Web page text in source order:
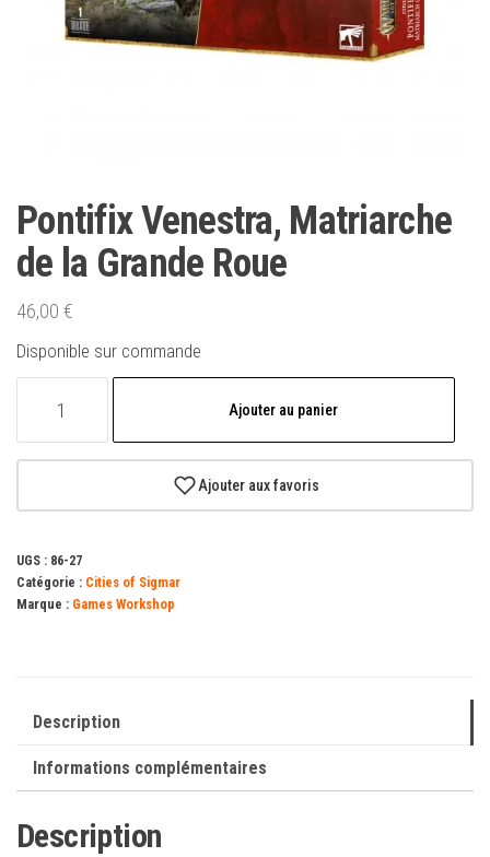
Pontifix Venestra, Matriarche
de la Grande Roue
46,00 €
Disponible sur commande
Matriarche
la
Grande
Ajouter au panier
Ajouter aux favoris
UGS : 86-27
Catégorie : Cities of Sigmar
Marque : Games Workshop
Description
Informations complémentaires
Description